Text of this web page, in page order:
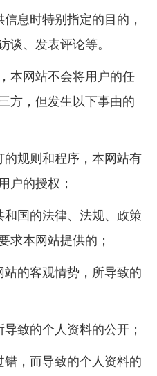
息时特别指定的目的，
谈、发表评论等。
网站不会将用户的任
方，但发生以下事由的
规则和程序，本网站有
户的授权；
国的法律、法规、政策
求本网站提供的；
的客观情势，所导致的
致的个人资料的公开；
，而导致的个人资料的